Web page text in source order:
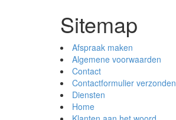
Sitemap
Afspraak maken
Algemene voorwaarden
Contact
Contactformulier verzonden
Diensten
Home